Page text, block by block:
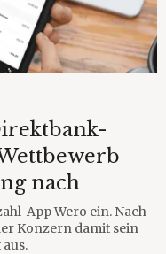
nach
App Wero ein. Nach
Konzern damit sein